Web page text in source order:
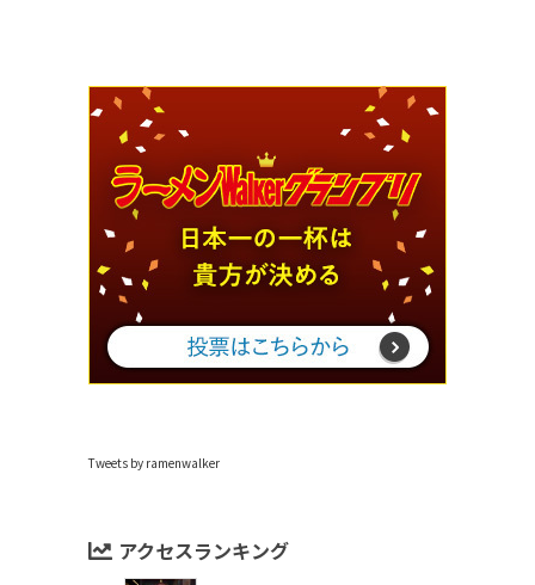
Tweets by ramenwalker
アクセスランキング